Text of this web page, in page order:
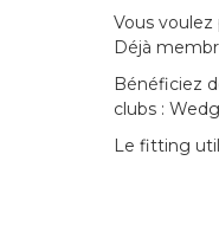
Vous
Déjà
Bénéficiez
clubs :
Le fitting